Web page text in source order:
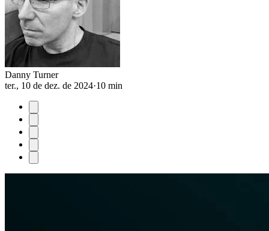
Danny Turner
ter., 10 de dez. de 2024·10 min